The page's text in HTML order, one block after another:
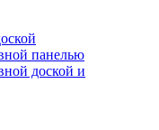
панелью
доской и